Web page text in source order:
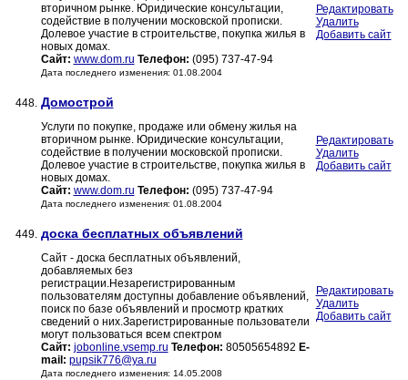
вторичном рынке. Юридические консультации,
содействие в получении московской прописки.
Долевое участие в строительстве, покупка жилья в
новых домах.
Сайт: www.dom.ru Телефон: (095) 737-47-94
Дата последнего изменения: 01.08.2004
Редактировать
Удалить
Добавить сайт
448. Домострой
Услуги по покупке, продаже или обмену жилья на
вторичном рынке. Юридические консультации,
содействие в получении московской прописки.
Долевое участие в строительстве, покупка жилья в
новых домах.
Сайт: www.dom.ru Телефон: (095) 737-47-94
Дата последнего изменения: 01.08.2004
Редактировать
Удалить
Добавить сайт
449. доска бесплатных объявлений
Сайт - доска бесплатных объявлений,
добавляемых без
регистрации.Незарегистрированным
пользователям доступны добавление объявлений,
поиск по базе объявлений и просмотр кратких
сведений о них.Зарегистрированные пользователи
могут пользоваться всем спектром
Сайт: jobonline.vsemp.ru Телефон: 80505654892 E-
mail: pupsik776@ya.ru
Дата последнего изменения: 14.05.2008
Редактировать
Удалить
Добавить сайт